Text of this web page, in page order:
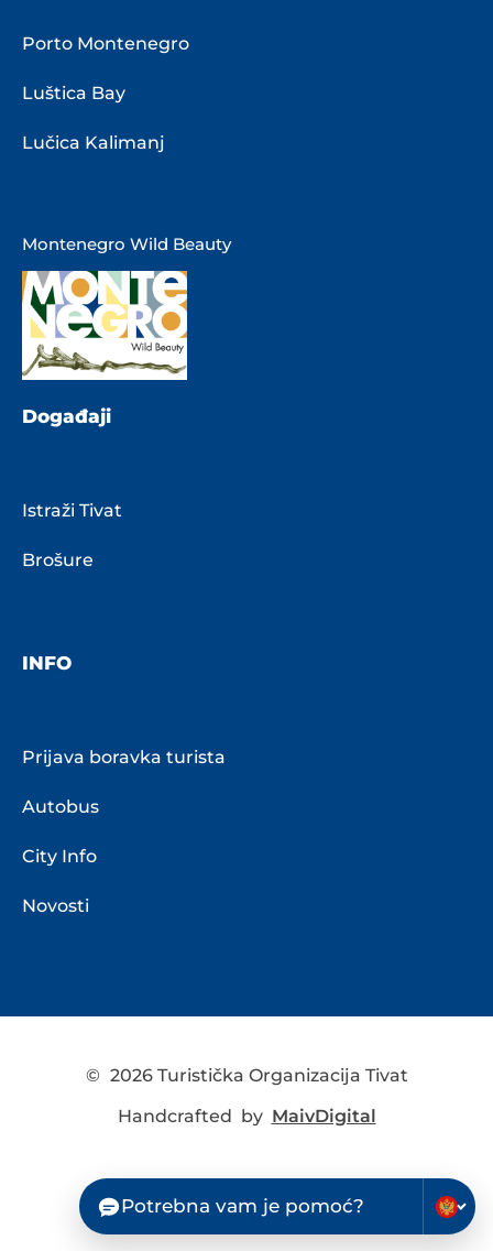
Porto Montenegro
Luštica Bay
Lučica Kalimanj
Montenegro Wild Beauty
Događaji
Istraži Tivat
Brošure
INFO
Prijava boravka turista
Autobus
City Info
Novosti
© 2026 Turistička Organizacija Tivat
Handcrafted by MaivDigital
Potrebna vam je pomoć?